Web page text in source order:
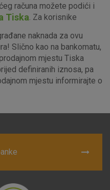
računa možete podići i
Tiska . Za korisnike
naknada za ovu
Slično kao na bankomatu,
mjestu Tiska
definiranih iznosa, pa
mjestu informirajte o
koje uključuju zahtjev
kolačića. Svoj preglednik
stranice neće raditi. Ti
koje bi vas mogle